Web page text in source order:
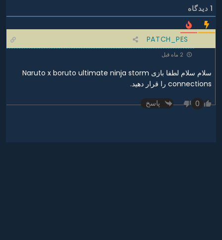
1 دیدگاه
PATCH_PES
سلام سلام لطفا بازی Naruto x boruto ultimate ninja storm
connections را قرار دهید.
0
پاسخ